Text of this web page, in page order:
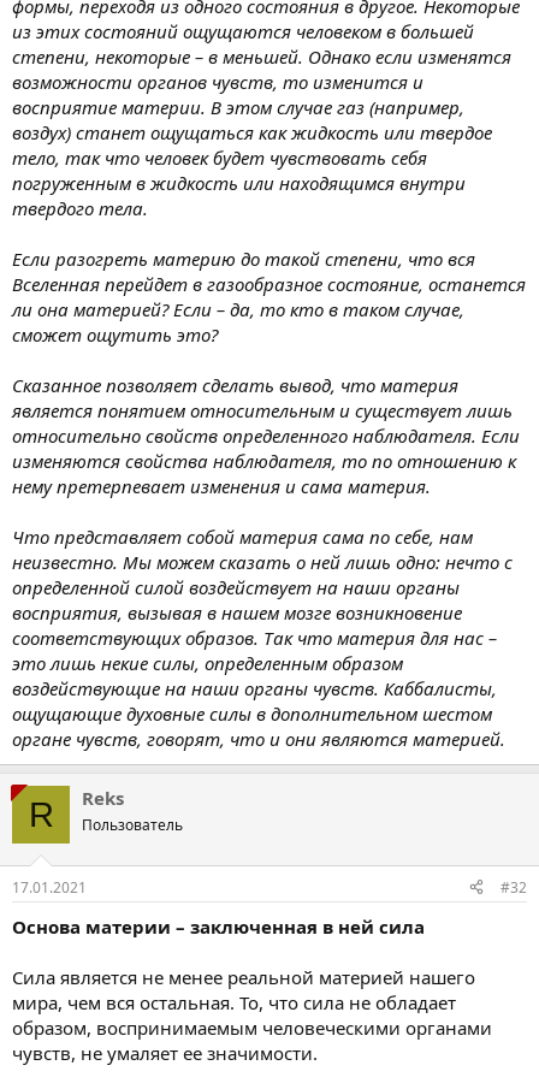
формы, переходя из одного состояния в другое. Некоторые
из этих состояний ощущаются человеком в большей
степени, некоторые – в меньшей. Однако если изменятся
возможности органов чувств, то изменится и
восприятие материи. В этом случае газ (например,
воздух) станет ощущаться как жидкость или твердое
тело, так что человек будет чувствовать себя
погруженным в жидкость или находящимся внутри
твердого тела.
Если разогреть материю до такой степени, что вся
Вселенная перейдет в газообразное состояние, останется
ли она материей? Если – да, то кто в таком случае,
сможет ощутить это?
Сказанное позволяет сделать вывод, что материя
является понятием относительным и существует лишь
относительно свойств определенного наблюдателя. Если
изменяются свойства наблюдателя, то по отношению к
нему претерпевает изменения и сама материя.
Что представляет собой материя сама по себе, нам
неизвестно. Мы можем сказать о ней лишь одно: нечто с
определенной силой воздействует на наши органы
восприятия, вызывая в нашем мозге возникновение
соответствующих образов. Так что материя для нас –
это лишь некие силы, определенным образом
воздействующие на наши органы чувств. Каббалисты,
ощущающие духовные силы в дополнительном шестом
органе чувств, говорят, что и они являются материей.
R Reks
Пользователь
17.01.2021 #32
Основа материи – заключенная в ней сила
Сила является не менее реальной материей нашего
мира, чем вся остальная. То, что сила не обладает
образом, воспринимаемым человеческими органами
чувств, не умаляет ее значимости.